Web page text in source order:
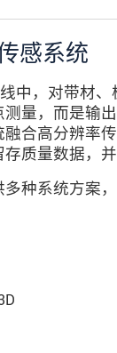
感系统
中，对带材
量，而是输
合高分辨率
质量数据，
种系统方案